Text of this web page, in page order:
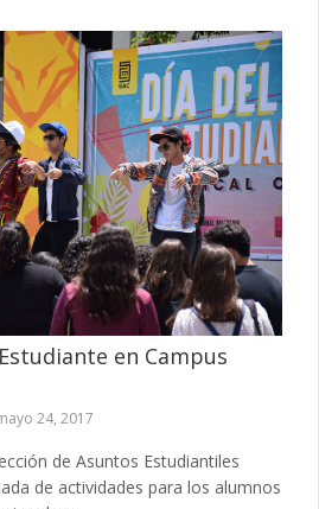
en Campus
24, 2017
de Asuntos Estudiantiles
de actividades para los alumnos